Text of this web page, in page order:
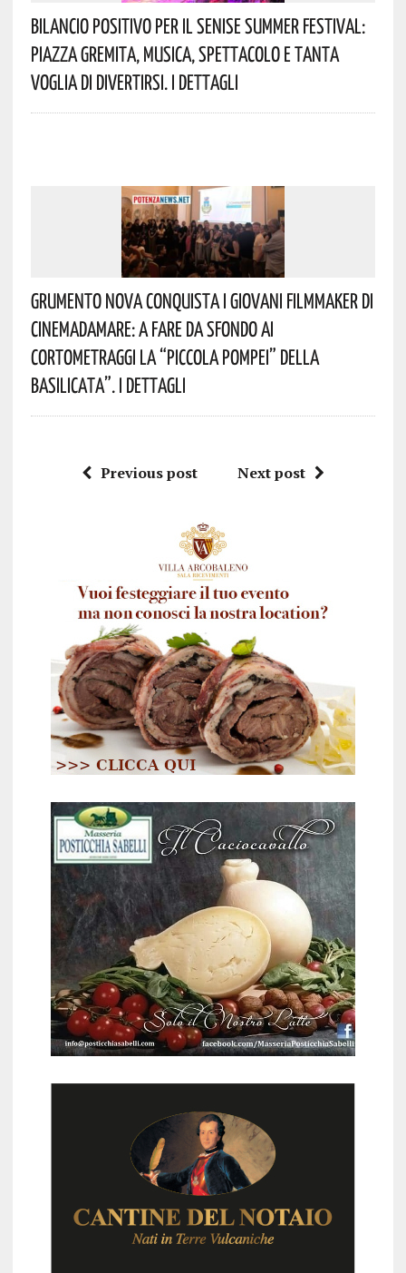
Bilancio Positivo Per Il Senise Summer Festival:
Piazza Gremita, Musica, Spettacolo E Tanta
Voglia Di Divertirsi. I Dettagli
Grumento Nova Conquista I Giovani Filmmaker Di
Cinemadamare: A Fare Da Sfondo Ai
Cortometraggi La “Piccola Pompei” Della
Basilicata”. I Dettagli
Previous post Next post